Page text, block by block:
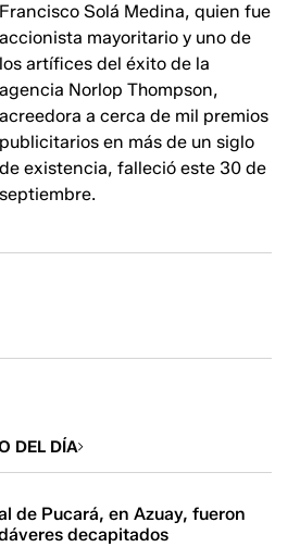
Francisco Solá Medina, quien fue
accionista mayoritario y uno de
los artífices del éxito de la
agencia Norlop Thompson,
acreedora a cerca de mil premios
publicitarios en más de un siglo
de existencia, falleció este 30 de
septiembre.
DEL DÍA
de Pucará, en Azuay, fueron
decapitados